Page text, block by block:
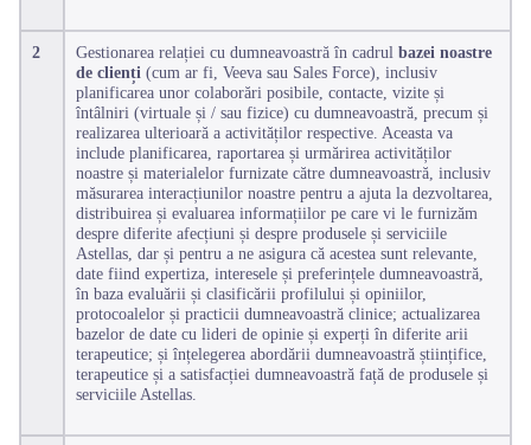
2 Gestionarea relației cu dumneavoastră în cadrulbazei noastre
de clienți (cum ar fi, Veeva sau Sales Force), inclusiv
planificarea unor colaborări posibile, contacte, vizite și
întâlniri (virtuale și / sau fizice) cu dumneavoastră, precum și
realizarea ulterioară a activităților respective. Aceasta va
include planificarea, raportarea și urmărirea activităților
noastre și materialelor furnizate către dumneavoastră, inclusiv
măsurarea interacțiunilor noastre pentru a ajuta la dezvoltarea,
distribuirea și evaluarea informațiilor pe care vi le furnizăm
despre diferite afecțiuni și despre produsele și serviciile
Astellas, dar și pentru a ne asigura că acestea sunt relevante,
date fiind expertiza, interesele și preferințele dumneavoastră,
în baza evaluării și clasificării profilului și opiniilor,
protocoalelor și practicii dumneavoastră clinice; actualizarea
bazelor de date cu lideri de opinie și experți în diferite arii
terapeutice; și înțelegerea abordării dumneavoastră științifice,
terapeutice și a satisfacției dumneavoastră față de produsele și
serviciile Astellas.